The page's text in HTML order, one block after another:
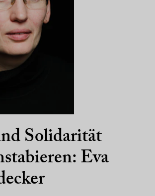
Solidarität
Eva